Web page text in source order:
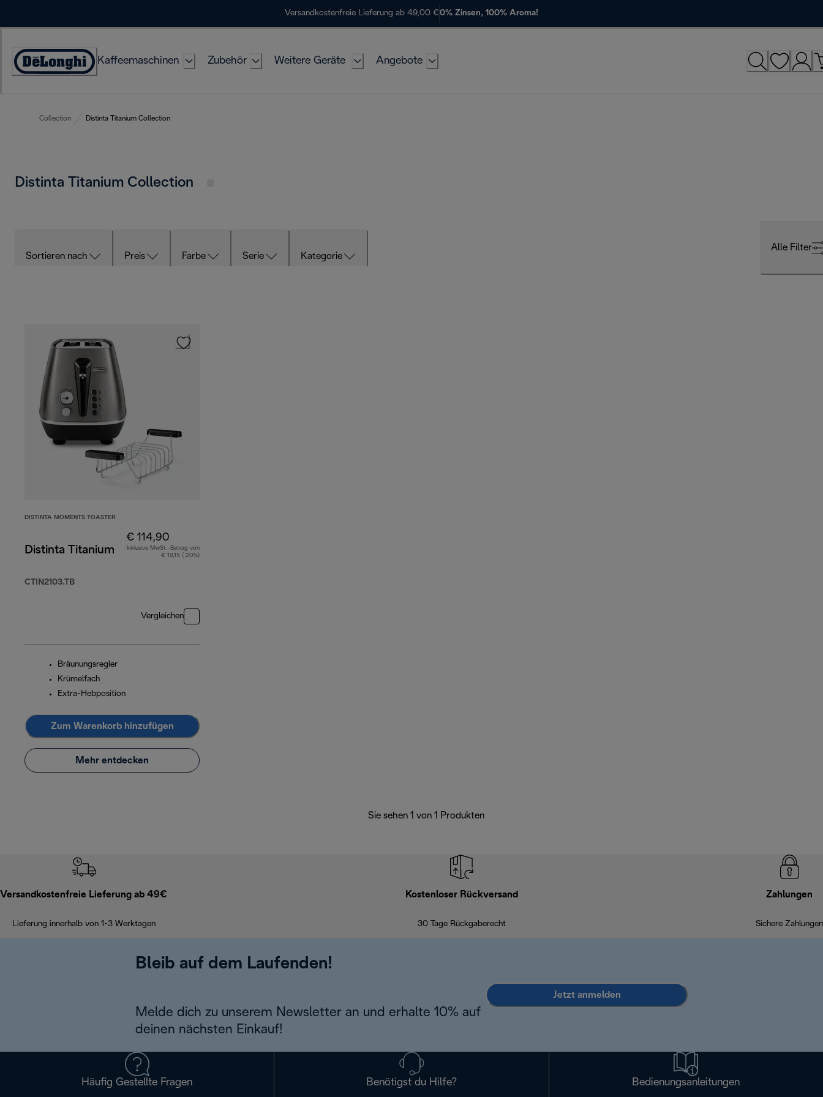
Versandkostenfreie Lieferung ab 49,00 €0% Zinsen, 100% Aroma!
Erklärung
Kaffeemaschinen Zubehör Weitere Geräte Angebote
Collection Distinta Titanium Collection
Distinta Titanium Collection
Sortieren nach Preis Farbe Serie Kategorie
Alle Filter
DISTINTA MOMENTS TOASTER
Distinta Titanium
CTIN2103.TB
€ 114,90
Inklusive MwSt.-Betrag von
€ 19,15 ( 20%)
Vergleichen
Bräunungsregler
Krümelfach
Extra-Hebposition
Zum Warenkorb hinzufügen
Mehr entdecken
Sie sehen 1 von 1 Produkten
Versandkostenfreie Lieferung ab 49€
Lieferung innerhalb von 1-3 Werktagen
Kostenloser Rückversand
30 Tage Rückgaberecht
Zahlungen
Sichere Zahlungen
Bleib auf dem Laufenden!
Melde dich zu unserem Newsletter an und erhalte 10% auf
deinen nächsten Einkauf!
Jetzt anmelden
Häufig Gestellte Fragen Benötigst du Hilfe? Bedienungsanleitungen